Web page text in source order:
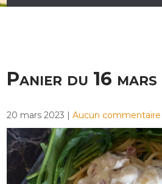
Panier du 16
20 mars 2023 |Aucun commentaire